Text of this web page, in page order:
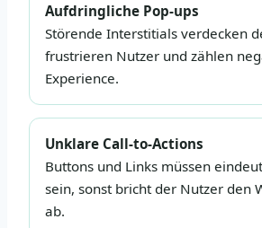
Aufdringliche Pop-ups
Störende Interstitials verdecken
frustrieren Nutzer und zählen
Experience.
Unklare Call-to-Actions
Buttons und Links müssen
sein, sonst bricht der Nutzer den
ab.